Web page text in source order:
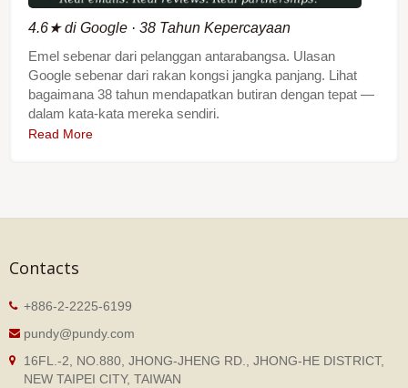
4.6★ di Google · 38 Tahun Kepercayaan
Emel sebenar dari pelanggan antarabangsa. Ulasan
Google sebenar dari rakan kongsi jangka panjang. Lihat
bagaimana 38 tahun mendapatkan butiran dengan tepat —
dalam kata-kata mereka sendiri.
Read More
Contacts
+886-2-2225-6199
pundy@pundy.com
16FL.-2, NO.880, JHONG-JHENG RD., JHONG-HE DISTRICT,
NEW TAIPEI CITY, TAIWAN